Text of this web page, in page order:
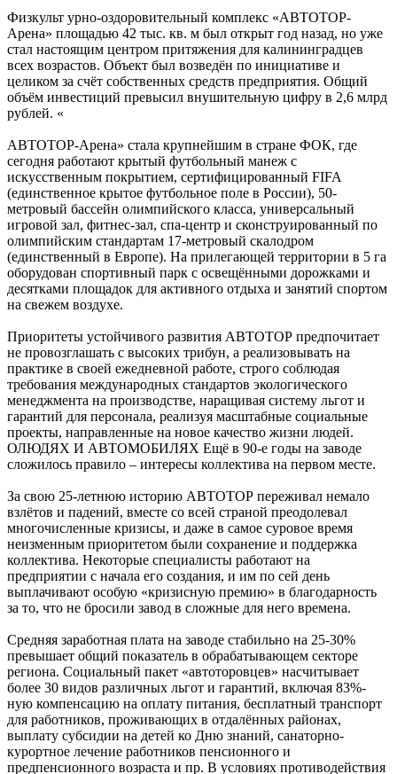
Физкульт урно-оздоровительный комплекс «АВТОТОР-
Арена» площадью 42 тыс. кв. м был открыт год назад, но уже
стал настоящим центром притяжения для калининградцев
всех возрастов. Объект был возведён по инициативе и
целиком за счёт собственных средств предприятия. Общий
объём инвестиций превысил внушительную цифру в 2,6 млрд
рублей. «
АВТОТОР-Арена» стала крупнейшим в стране ФОК, где
сегодня работают крытый футбольный манеж с
искусственным покрытием, сертифицированный FIFA
(единственное крытое футбольное поле в России), 50-
метровый бассейн олимпийского класса, универсальный
игровой зал, фитнес-зал, спа-центр и сконструированный по
олимпийским стандартам 17-метровый скалодром
(единственный в Европе). На прилегающей территории в 5 га
оборудован спортивный парк с освещёнными дорожками и
десятками площадок для активного отдыха и занятий спортом
на свежем воздухе.
Приоритеты устойчивого развития АВТОТОР предпочитает
не провозглашать с высоких трибун, а реализовывать на
практике в своей ежедневной работе, строго соблюдая
требования международных стандартов экологического
менеджмента на производстве, наращивая систему льгот и
гарантий для персонала, реализуя масштабные социальные
проекты, направленные на новое качество жизни людей.
ОЛЮДЯХ И АВТОМОБИЛЯХ Ещё в 90-е годы на заводе
сложилось правило – интересы коллектива на первом месте.
За свою 25-летнюю историю АВТОТОР переживал немало
взлётов и падений, вместе со всей страной преодолевал
многочисленные кризисы, и даже в самое суровое время
неизменным приоритетом были сохранение и поддержка
коллектива. Некоторые специалисты работают на
предприятии с начала его создания, и им по сей день
выплачивают особую «кризисную премию» в благодарность
за то, что не бросили завод в сложные для него времена.
Средняя заработная плата на заводе стабильно на 25-30%
превышает общий показатель в обрабатывающем секторе
региона. Социальный пакет «автоторовцев» насчитывает
более 30 видов различных льгот и гарантий, включая 83%-
ную компенсацию на оплату питания, бесплатный транспорт
для работников, проживающих в отдалённых районах,
выплату субсидии на детей ко Дню знаний, санаторно-
курортное лечение работников пенсионного и
предпенсионного возраста и пр. В условиях противодействия